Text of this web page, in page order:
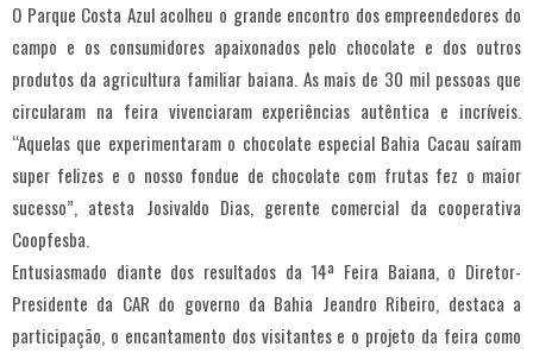
O Parque Costa Azul acolheu o grande encontro dos empreendedores do
campo e os consumidores apaixonados pelo chocolate e dos outros
produtos da agricultura familiar baiana. As mais de 30 mil pessoas que
circularam na feira vivenciaram experiências autêntica e incríveis.
“Aquelas que experimentaram o chocolate especial Bahia Cacau saíram
super felizes e o nosso fondue de chocolate com frutas fez o maior
sucesso”, atesta Josivaldo Dias, gerente comercial da cooperativa
Coopfesba.
Entusiasmado diante dos resultados da 14ª Feira Baiana, o Diretor-
Presidente da CAR do governo da Bahia Jeandro Ribeiro, destaca a
participação, o encantamento dos visitantes e o projeto da feira como